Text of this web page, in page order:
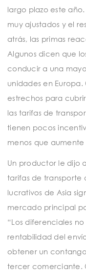
largo plazo este
muy ajustados y el
atrás, las primas
Algunos dicen que
conducir a una
unidades en
estrechos para
las tarifas de
tienen pocos
menos que aumente
Un productor le dijo
tarifas de transporte
lucrativos de Asia
mercado principal
“Los diferenciales
rentabilidad del
obtener un
tercer comerciante.